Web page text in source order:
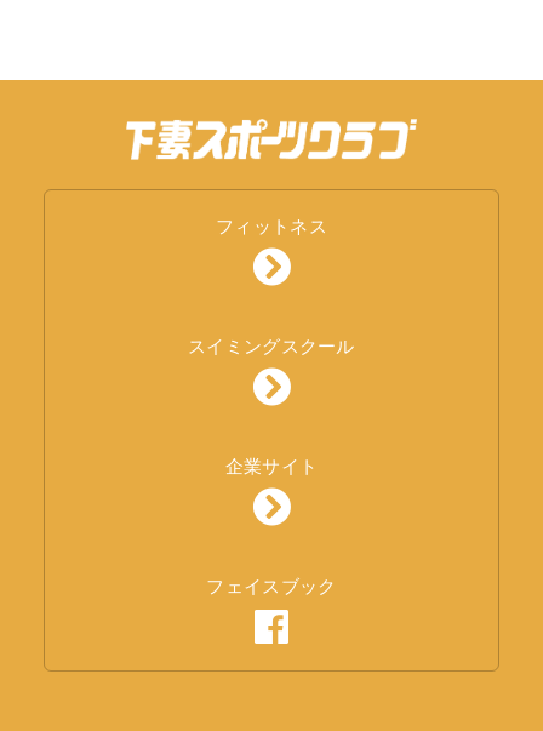
フィットネス
スイミングスクール
企業サイト
フェイスブック